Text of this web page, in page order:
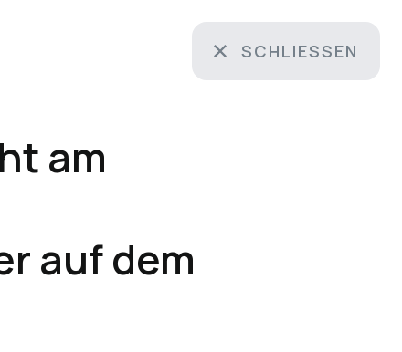
SCHLIESSEN
am
auf dem